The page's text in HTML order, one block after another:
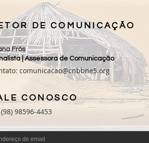
DE COMUNICAÇÃO
comunicacao@cnbbne5.org
Frós
| Assessora de Comunicação
CONOSCO
98596-4453